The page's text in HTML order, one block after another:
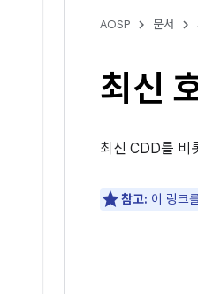
AOSP 문서
최신
최신 CDD를 비
참고: 이 링크